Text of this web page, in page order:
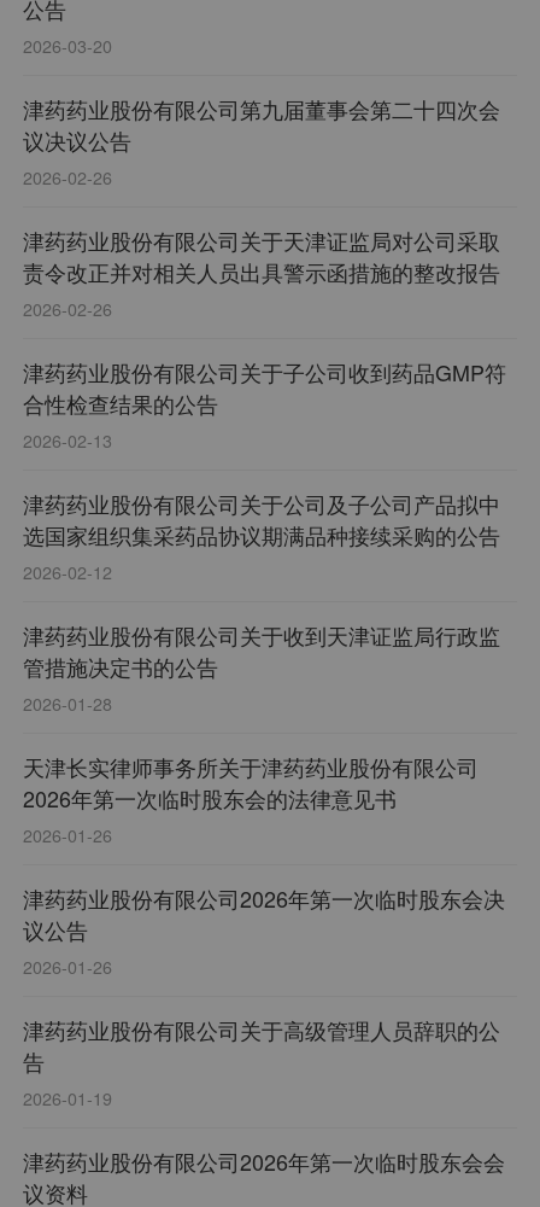
公告
2026-03-20
津药药业股份有限公司第九届董事会第二十四次会
议决议公告
2026-02-26
津药药业股份有限公司关于天津证监局对公司采取
责令改正并对相关人员出具警示函措施的整改报告
2026-02-26
津药药业股份有限公司关于子公司收到药品GMP符
合性检查结果的公告
2026-02-13
津药药业股份有限公司关于公司及子公司产品拟中
选国家组织集采药品协议期满品种接续采购的公告
2026-02-12
津药药业股份有限公司关于收到天津证监局行政监
管措施决定书的公告
2026-01-28
天津长实律师事务所关于津药药业股份有限公司
2026年第一次临时股东会的法律意见书
2026-01-26
津药药业股份有限公司2026年第一次临时股东会决
议公告
2026-01-26
津药药业股份有限公司关于高级管理人员辞职的公
告
2026-01-19
津药药业股份有限公司2026年第一次临时股东会会
议资料